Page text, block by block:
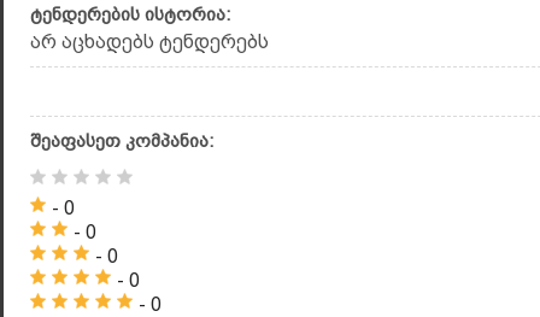
ტენდერების ისტორია:
არ აცხადებს ტენდერებს
შეაფასეთ კომპანია:
- 0
- 0
- 0
- 0
- 0